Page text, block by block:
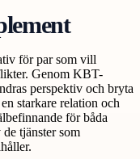
för par som vill
Genom KBT-
perspektiv och bryta
starkare relation och
för båda
tjänster som